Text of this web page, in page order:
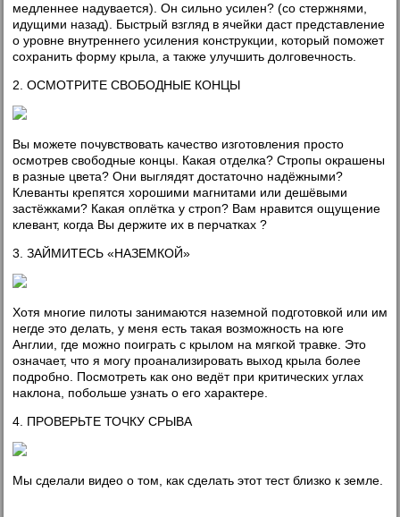
медленнее надувается). Он сильно усилен? (со стержнями,
идущими назад). Быстрый взгляд в ячейки даст представление
о уровне внутреннего усиления конструкции, который поможет
сохранить форму крыла, а также улучшить долговечность.
2. ОСМОТРИТЕ СВОБОДНЫЕ КОНЦЫ
Вы можете почувствовать качество изготовления просто
осмотрев свободные концы. Какая отделка? Стропы окрашены
в разные цвета? Они выглядят достаточно надёжными?
Клеванты крепятся хорошими магнитами или дешёвыми
застёжками? Какая оплётка у строп? Вам нравится ощущение
клевант, когда Вы держите их в перчатках ?
3. ЗАЙМИТЕСЬ «НАЗЕМКОЙ»
Хотя многие пилоты занимаются наземной подготовкой или им
негде это делать, у меня есть такая возможность на юге
Англии, где можно поиграть с крылом на мягкой травке. Это
означает, что я могу проанализировать выход крыла более
подробно. Посмотреть как оно ведёт при критических углах
наклона, побольше узнать о его характере.
4. ПРОВЕРЬТЕ ТОЧКУ СРЫВА
Мы сделали видео о том, как сделать этот тест близко к земле.